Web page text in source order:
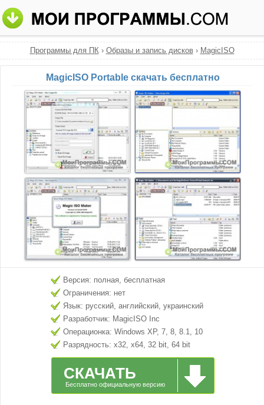
Программы для ПК› Образы и запись дисков› MagicISO
MagicISO Portable скачать бесплатно
Версия: полная, бесплатная
Ограничения: нет
Язык: русский, английский, украинский
Разработчик: MagicISO Inc
Операционка: Windows XP, 7, 8, 8.1, 10
Разрядность: x32, x64, 32 bit, 64 bit
СКАЧАТЬ
Бесплатно официальную версию